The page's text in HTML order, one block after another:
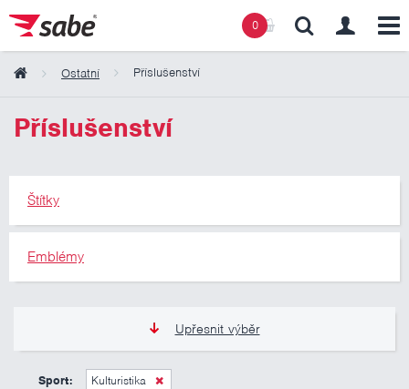
0
Ostatní Příslušenství
Příslušenství
Štítky
Emblémy
Upřesnit výběr
0 Kč
Sport: Kulturistika
Obsah košíku